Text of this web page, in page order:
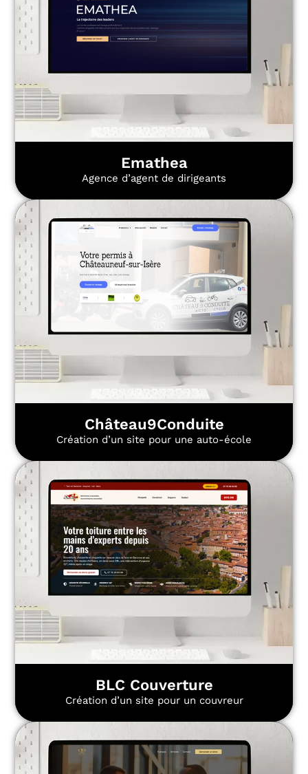
Emathea
Agence d’agent de dirigeants
Château9Conduite
Création d’un site pour une auto-école
BLC Couverture
Création d’un site pour un couvreur